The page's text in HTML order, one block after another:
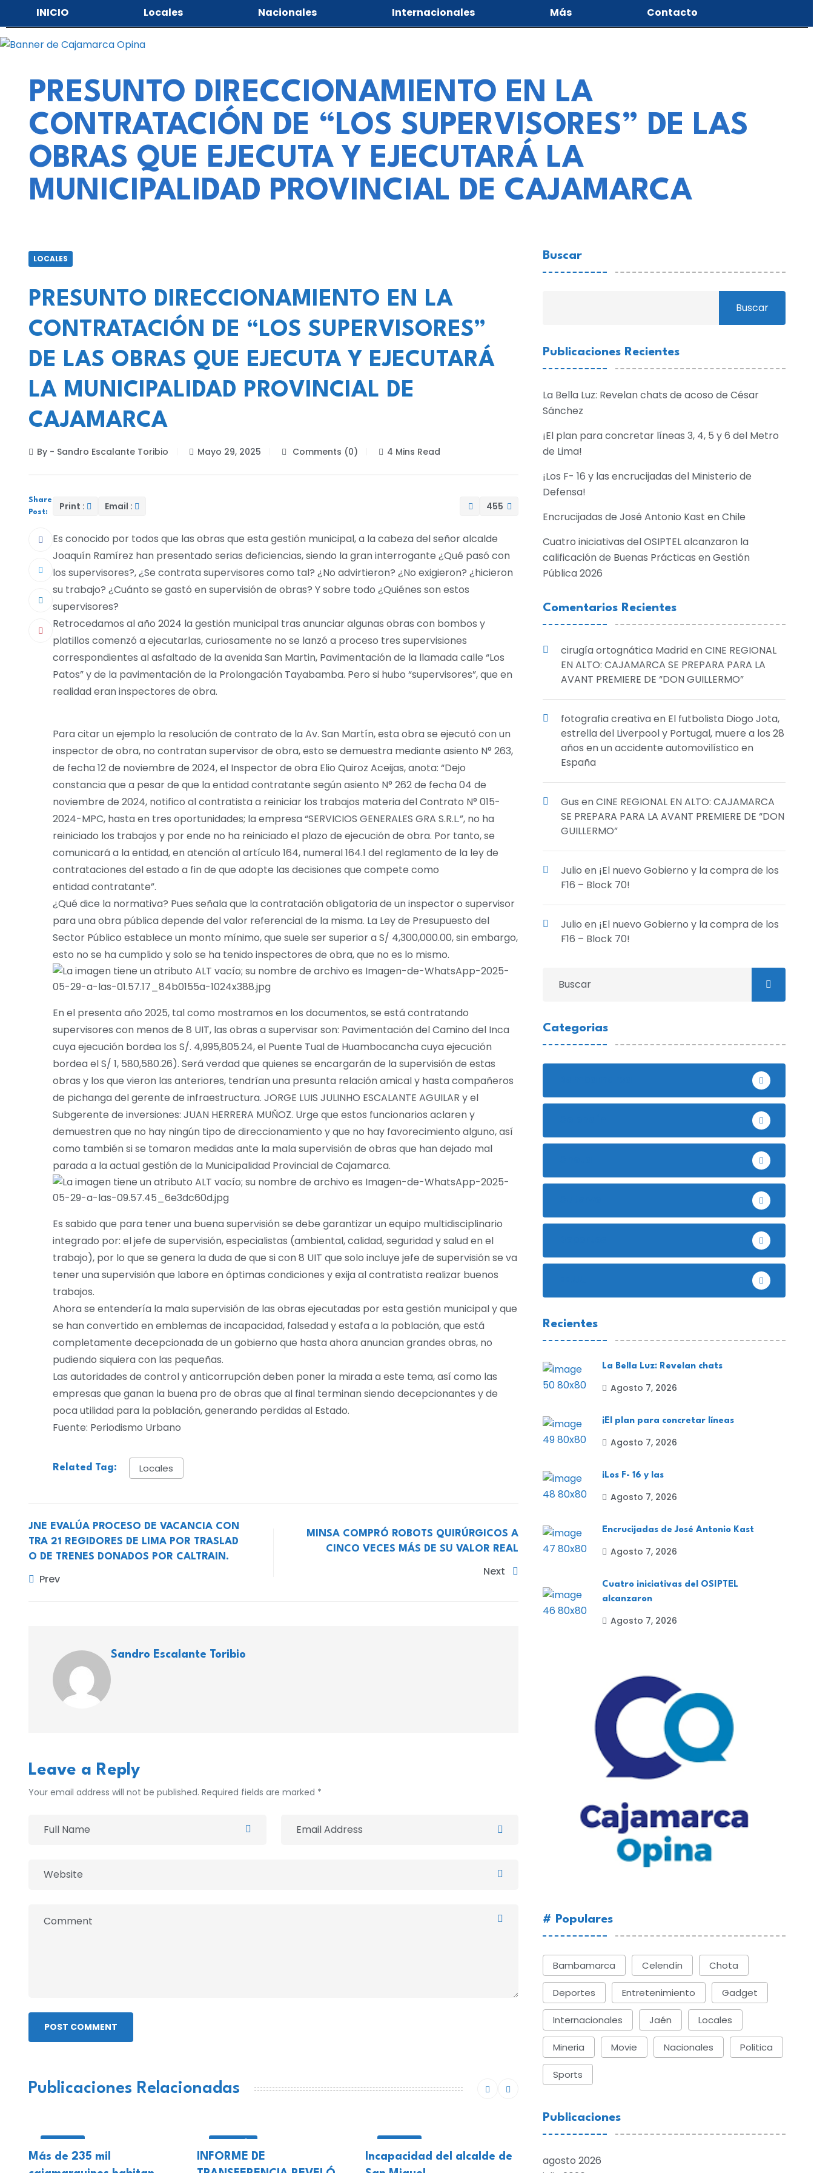
INICIO Locales Nacionales Internacionales Más Contacto
PRESUNTO DIRECCIONAMIENTO EN LA
CONTRATACIÓN DE “LOS SUPERVISORES” DE LAS
OBRAS QUE EJECUTA Y EJECUTARÁ LA
MUNICIPALIDAD PROVINCIAL DE CAJAMARCA
LOCALES
PRESUNTO DIRECCIONAMIENTO EN LA
CONTRATACIÓN DE “LOS SUPERVISORES”
DE LAS OBRAS QUE EJECUTA Y EJECUTARÁ
LA MUNICIPALIDAD PROVINCIAL DE
CAJAMARCA
By - Sandro Escalante Toribio Mayo 29, 2025 Comments (0) 4 Mins Read
Share
Post:
Print : Email : 455
Es conocido por todos que las obras que esta gestión municipal, a la cabeza del señor alcalde
Joaquín Ramírez han presentado serias deficiencias, siendo la gran interrogante ¿Qué pasó con
los supervisores?, ¿Se contrata supervisores como tal? ¿No advirtieron? ¿No exigieron? ¿hicieron
su trabajo? ¿Cuánto se gastó en supervisión de obras? Y sobre todo ¿Quiénes son estos
supervisores?
Retrocedamos al año 2024 la gestión municipal tras anunciar algunas obras con bombos y
platillos comenzó a ejecutarlas, curiosamente no se lanzó a proceso tres supervisiones
correspondientes al asfaltado de la avenida San Martin, Pavimentación de la llamada calle “Los
Patos” y de la pavimentación de la Prolongación Tayabamba. Pero si hubo “supervisores”, que en
realidad eran inspectores de obra.
Para citar un ejemplo la resolución de contrato de la Av. San Martín, esta obra se ejecutó con un
inspector de obra, no contratan supervisor de obra, esto se demuestra mediante asiento N° 263,
de fecha 12 de noviembre de 2024, el Inspector de obra Elio Quiroz Aceijas, anota: “Dejo
constancia que a pesar de que la entidad contratante según asiento N° 262 de fecha 04 de
noviembre de 2024, notifico al contratista a reiniciar los trabajos materia del Contrato N° 015-
2024-MPC, hasta en tres oportunidades; la empresa “SERVICIOS GENERALES GRA S.R.L.”, no ha
reiniciado los trabajos y por ende no ha reiniciado el plazo de ejecución de obra. Por tanto, se
comunicará a la entidad, en atención al artículo 164, numeral 164.1 del reglamento de la ley de
contrataciones del estado a fin de que adopte las decisiones que compete como
entidad contratante”.
¿Qué dice la normativa? Pues señala que la contratación obligatoria de un inspector o supervisor
para una obra pública depende del valor referencial de la misma. La Ley de Presupuesto del
Sector Público establece un monto mínimo, que suele ser superior a S/ 4,300,000.00, sin embargo,
esto no se ha cumplido y solo se ha tenido inspectores de obra, que no es lo mismo.
En el presenta año 2025, tal como mostramos en los documentos, se está contratando
supervisores con menos de 8 UIT, las obras a supervisar son: Pavimentación del Camino del Inca
cuya ejecución bordea los S/. 4,995,805.24, el Puente Tual de Huambocancha cuya ejecución
bordea el S/ 1, 580,580.26). Será verdad que quienes se encargarán de la supervisión de estas
obras y los que vieron las anteriores, tendrían una presunta relación amical y hasta compañeros
de pichanga del gerente de infraestructura. JORGE LUIS JULINHO ESCALANTE AGUILAR y el
Subgerente de inversiones: JUAN HERRERA MUÑOZ. Urge que estos funcionarios aclaren y
demuestren que no hay ningún tipo de direccionamiento y que no hay favorecimiento alguno, así
como también si se tomaron medidas ante la mala supervisión de obras que han dejado mal
parada a la actual gestión de la Municipalidad Provincial de Cajamarca.
Es sabido que para tener una buena supervisión se debe garantizar un equipo multidisciplinario
integrado por: el jefe de supervisión, especialistas (ambiental, calidad, seguridad y salud en el
trabajo), por lo que se genera la duda de que si con 8 UIT que solo incluye jefe de supervisión se va
tener una supervisión que labore en óptimas condiciones y exija al contratista realizar buenos
trabajos.
Ahora se entendería la mala supervisión de las obras ejecutadas por esta gestión municipal y que
se han convertido en emblemas de incapacidad, falsedad y estafa a la población, que está
completamente decepcionada de un gobierno que hasta ahora anuncian grandes obras, no
pudiendo siquiera con las pequeñas.
Las autoridades de control y anticorrupción deben poner la mirada a este tema, así como las
empresas que ganan la buena pro de obras que al final terminan siendo decepcionantes y de
poca utilidad para la población, generando perdidas al Estado.
Fuente: Periodismo Urbano
Related Tag: Locales
JNE EVALÚA PROCESO DE VACANCIA CON
TRA 21 REGIDORES DE LIMA POR TRASLAD
O DE TRENES DONADOS POR CALTRAIN.
Prev
MINSA COMPRÓ ROBOTS QUIRÚRGICOS A
CINCO VECES MÁS DE SU VALOR REAL
Next
Sandro Escalante Toribio
Leave a Reply
Your email address will not be published. Required fields are marked *
POST COMMENT
Publicaciones Relacionadas
Más de 235 mil
INFORME DE
Incapacidad del alcalde de
Buscar
Buscar
Publicaciones Recientes
La Bella Luz: Revelan chats de acoso de César
Sánchez
¡El plan para concretar líneas 3, 4, 5 y 6 del Metro
de Lima!
¡Los F- 16 y las encrucijadas del Ministerio de
Defensa!
Encrucijadas de José Antonio Kast en Chile
Cuatro iniciativas del OSIPTEL alcanzaron la
calificación de Buenas Prácticas en Gestión
Pública 2026
Comentarios Recientes
cirugía ortognática MadridenCINE REGIONAL
EN ALTO: CAJAMARCA SE PREPARA PARA LA
AVANT PREMIERE DE “DON GUILLERMO”
fotografia creativaen El futbolista Diogo Jota,
estrella del Liverpool y Portugal, muere a los 28
años en un accidente automovilístico en
España
Gus enCINE REGIONAL EN ALTO: CAJAMARCA
SE PREPARA PARA LA AVANT PREMIERE DE “DON
GUILLERMO”
Julio en ¡El nuevo Gobierno y la compra de los
F16 – Block 70!
Julio en ¡El nuevo Gobierno y la compra de los
F16 – Block 70!
Categorias
Recientes
La Bella Luz: Revelan chats
Agosto 7, 2026
¡El plan para concretar líneas
Agosto 7, 2026
¡Los F- 16 y las
Agosto 7, 2026
Encrucijadas de José Antonio Kast
Agosto 7, 2026
Cuatro iniciativas del OSIPTEL
alcanzaron
Agosto 7, 2026
# Populares
Bambamarca Celendín Chota
Deportes Entretenimiento Gadget
Internacionales Jaén Locales
Mineria Movie Nacionales Politica
Sports
Publicaciones
agosto 2026